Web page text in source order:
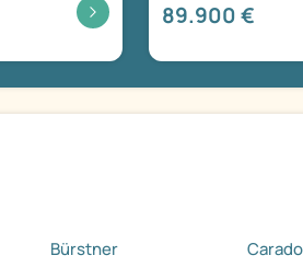
89.900 €
Bürstner
Carado